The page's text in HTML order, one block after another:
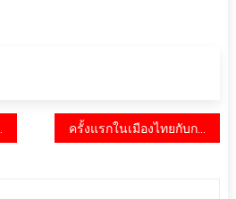
ครั้งแรกในเมืองไทยกับการเปิดตัว “STARFARER Social Club” คอมมูนิตี้เพื่อเจ้าของ “เมอร์เซเดส-เบนซ์” คลับสุดเอ็กซ์คลูซีฟที่สมาชิกจะได้สัมผัสประสบการณ์เหนือระดับและกิจกรรมระดับ VIP มากมาย